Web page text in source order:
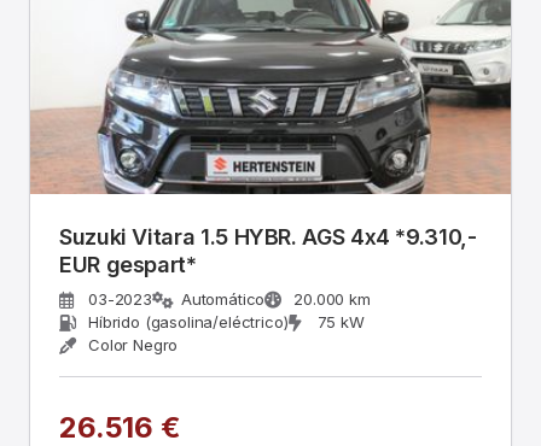
Suzuki Vitara 1.5 HYBR. AGS 4x4 *9.310,-
EUR gespart*
03-2023 Automático
20.000 km
Híbrido (gasolina/eléctrico)
75 kW
Color Negro
26.516 €